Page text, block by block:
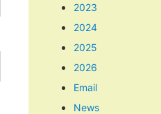
2023
2024
2025
2026
Email
News